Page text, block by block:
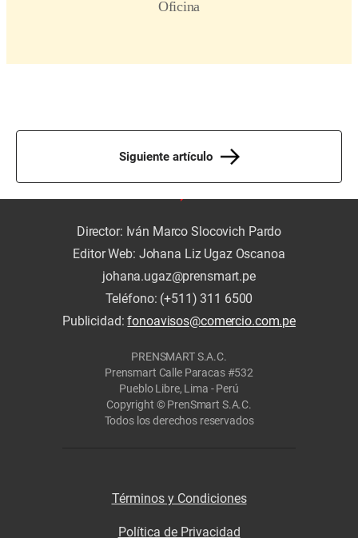
Siguiente artículo
Director: Iván Marco Slocovich Pardo
Editor Web: Johana Liz Ugaz Oscanoa
johana.ugaz@prensmart.pe
Teléfono: (+511) 311 6500
Publicidad:fonoavisos@comercio.com.pe
PRENSMART S.A.C.
Prensmart Calle Paracas #532
Pueblo Libre, Lima - Perú
Copyright © PrenSmart S.A.C.
Todos los derechos reservados
Términos y Condiciones
Política de Privacidad